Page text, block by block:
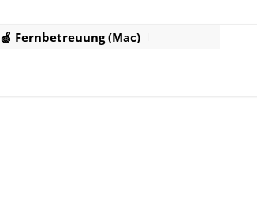
🍏 Fernbetreuung (Mac)